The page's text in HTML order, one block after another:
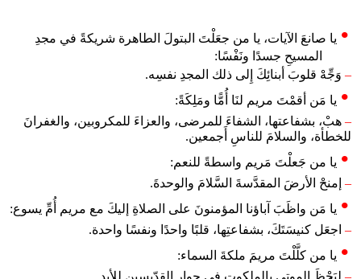
يا صانعَ الآيات، يا من جعَلْتَ البتولَ الطاهرة شريكةً في مجدِ
المسيحِ جسدًا ونَفْسًا:
– وَجِّهْ قلوبَ أبنائِكَ إِلى ذلك المجدِ نفسِه.
يا مَن أقمْتَ مريم لنَا أُمًّا ومَلِكَةً:
– هبْ، بشفاعتها، الشفاءَ للمرضى، والعزاءَ للمكروبين، والغفرانَ
للخطأة، والسلامَ للناسِ أَجمعين.
يا من جَعلْتَ مَريم واسطةً للنعم:
– إمنحْ الأرضَ المقدَّسةَ السَّلامَ والوحدةَ.
يا مَن واظَبَ آباؤنا المؤمنونَ على الصلاةِ إليكَ مع مريم أُمِّ يسوع:
– اجعَل كنيسَتَكَ، بشفاعتِها، قلبًا واحدًا ونفسًا واحدة.
يا من كلَّلْتَ مريمَ ملكةَ السماء:
– ليَحْظَ الموتى بالملكوت في جوارِ القدّيسين للأبد.